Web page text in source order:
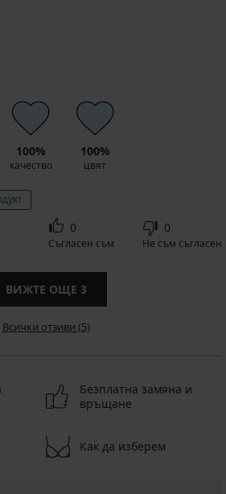
100%
качество
100%
цвят
0
Съгласен съм
0
Не съм съгласен
ВИЖТЕ ОЩЕ 3
Всички отзиви (5)
Безплатна замяна и
връщане
Как да изберем